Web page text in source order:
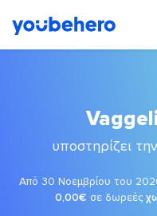
υποστηρίζει
Από 30 Νοεμβρίου του
0,00€ σε δωρεές